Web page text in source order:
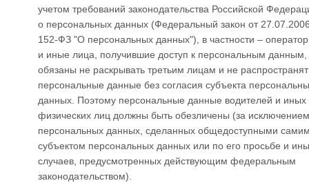
учетом требований законодательства Российской
о персональных данных (Федеральный закон от
152-ФЗ "О персональных данных"), в частности –
и иные лица, получившие доступ к персональным данным,
обязаны не раскрывать третьим лицам и не
персональные данные без согласия субъекта
данных. Поэтому персональные данные водителей и иных
физических лиц должны быть обезличены (за исключением
персональных данных, сделанных общедоступными
субъектом персональных данных или по его просьбе и
случаев, предусмотренных действующим федеральным
законодательством).